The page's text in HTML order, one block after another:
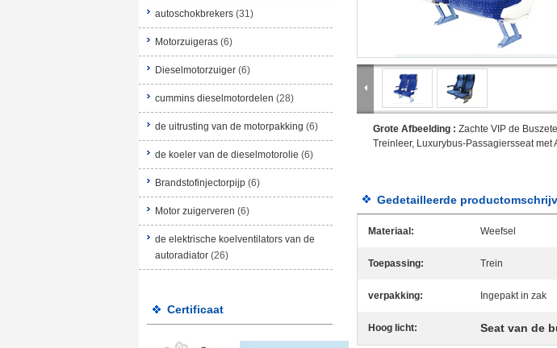
autoschokbrekers (31)
Motorzuigeras (6)
Dieselmotorzuiger (6)
cummins dieselmotordelen (28)
de uitrusting van de motorpakking (6)
de koeler van de dieselmotorolie (6)
Brandstofinjectorpijp (6)
Motor zuigerveren (6)
de elektrische koelventilators van de
autoradiator (26)
Certificaat
Grote Afbeelding : Zachte VIP de
Treinleer, Luxurybus-Passagiersseat met
Gedetailleerde
Materiaal: Weefsel
Toepassing: Trein
verpakking: Ingepakt in zak
Hoog licht: Seat van de